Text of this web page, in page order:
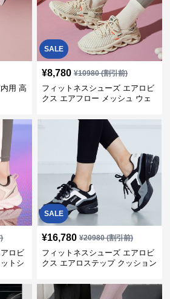
用 高
SALE
¥8,780 ¥10980(割引前)
フィットネスシューズ エアロビ
クス エアフロー メッシュ ウェ
ロビ
トシ
SALE
¥16,780 ¥20980(割引前)
フィットネスシューズ エアロビ
クス エアロステップ クッション